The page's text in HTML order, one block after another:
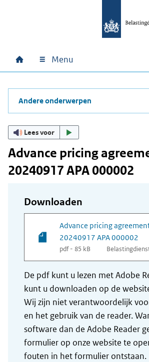
Hoofdnavigatie
Home Menu
Andere onderwerpen
Lees voor
Advance pricing
20240917 APA 000002
Downloaden
Advance pricing
20240917 APA 000002
pdf - 85 kB
De pdf kunt u lezen met Adobe
kunt u downloaden op de
Wij zijn niet verantwoordelijk
en het gebruik van de reader.
software dan de Adobe Reader
formulier op onze website te
fouten in het formulier ontstaan.